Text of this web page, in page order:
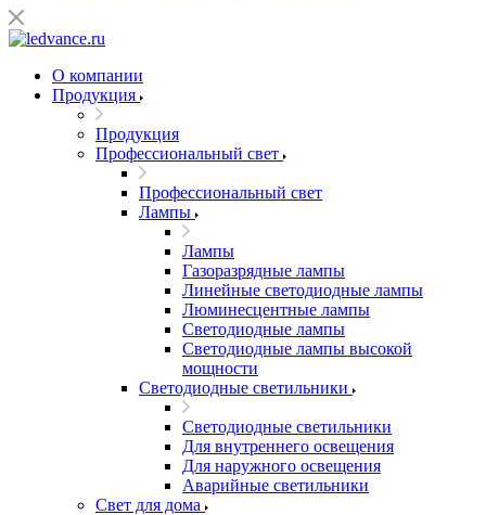
О компании
Продукция
Продукция
Профессиональный свет
Профессиональный свет
Лампы
Лампы
Газоразрядные лампы
Линейные светодиодные лампы
Люминесцентные лампы
Светодиодные лампы
Светодиодные лампы высокой
мощности
Светодиодные светильники
Светодиодные светильники
Для внутреннего освещения
Для наружного освещения
Аварийные светильники
Свет для дома